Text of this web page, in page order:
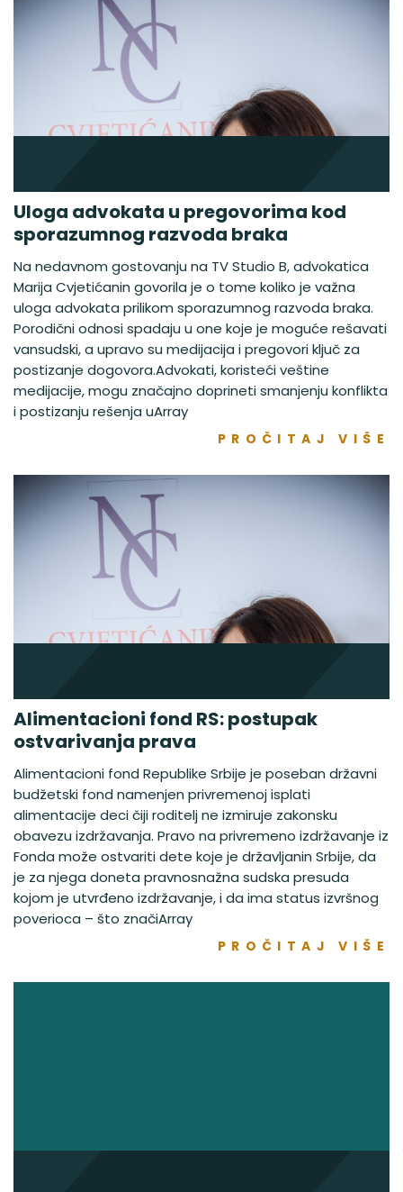
Uloga advokata u pregovorima kod
sporazumnog razvoda braka
Na nedavnom gostovanju na TV Studio B, advokatica
Marija Cvjetićanin govorila je o tome koliko je važna
uloga advokata prilikom sporazumnog razvoda braka.
Porodični odnosi spadaju u one koje je moguće rešavati
vansudski, a upravo su medijacija i pregovori ključ za
postizanje dogovora.Advokati, koristeći veštine
medijacije, mogu značajno doprineti smanjenju konflikta
i postizanju rešenja uArray
PROČITAJ VIŠE
Alimentacioni fond RS: postupak
ostvarivanja prava
Alimentacioni fond Republike Srbije je poseban državni
budžetski fond namenjen privremenoj isplati
alimentacije deci čiji roditelj ne izmiruje zakonsku
obavezu izdržavanja. Pravo na privremeno izdržavanje iz
Fonda može ostvariti dete koje je državljanin Srbije, da
je za njega doneta pravnosnažna sudska presuda
kojom je utvrđeno izdržavanje, i da ima status izvršnog
poverioca – što značiArray
PROČITAJ VIŠE